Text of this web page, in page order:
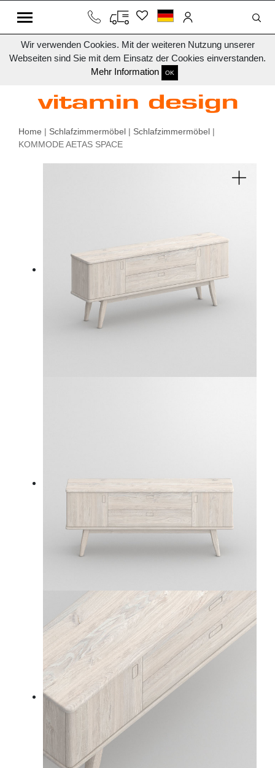
Wir verwenden Cookies. Mit der weiteren Nutzung unserer
Webseiten sind Sie mit dem Einsatz der Cookies einverstanden.
Mehr Information
OK
Home | Schlafzimmermöbel | Schlafzimmermöbel |
KOMMODE AETAS SPACE